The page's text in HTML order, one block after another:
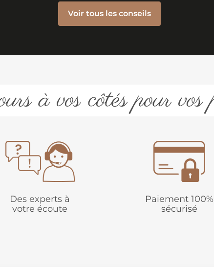
Voir tous les conseils
à vos côtés pour vos
Des experts à
votre écoute
Paiement 100%
sécurisé